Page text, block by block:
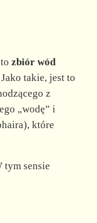
zbiór wód
takie, jest to
z
„wodę” i
które
tym sensie